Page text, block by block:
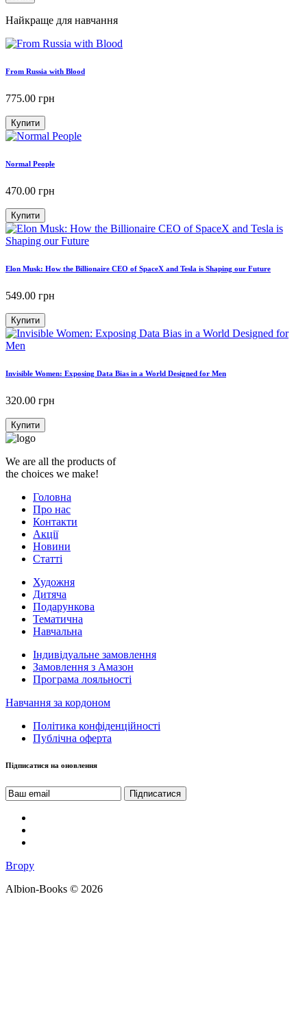
Найкраще для навчання
From Russia with Blood
775.00 грн
Купити
Normal People
470.00 грн
Купити
Elon Musk: How the Billionaire CEO of SpaceX and Tesla is Shaping our Future
549.00 грн
Купити
Invisible Women: Exposing Data Bias in a World Designed for Men
320.00 грн
Купити
We are all the products of
the choices we make!
Головна
Про нас
Контакти
Акції
Новини
Статті
Художня
Дитяча
Подарункова
Тематична
Навчальна
Індивідуальне замовлення
Замовлення з Амазон
Програма лояльності
Навчання за кордоном
Політика конфіденційності
Публічна оферта
Підписатися на оновлення
Вгору
Albion-Books © 2026